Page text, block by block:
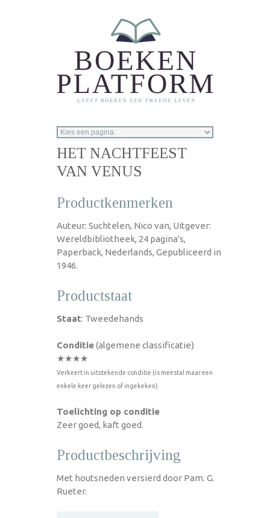
HET NACHTFEEST
VAN VENUS
Productkenmerken
Auteur: Suchtelen, Nico van, Uitgever:
Wereldbibliotheek, 24 pagina's,
Paperback, Nederlands, Gepubliceerd in
1946.
Productstaat
Staat: Tweedehands
Conditie(algemene classificatie)
★★★★
Verkeert in uitstekende conditie (is meestal maar een
enkele keer gelezen of ingekeken)
Toelichting op conditie
Zeer goed, kaft goed.
Productbeschrijving
Met houtsneden versierd door Pam. G.
Rueter.